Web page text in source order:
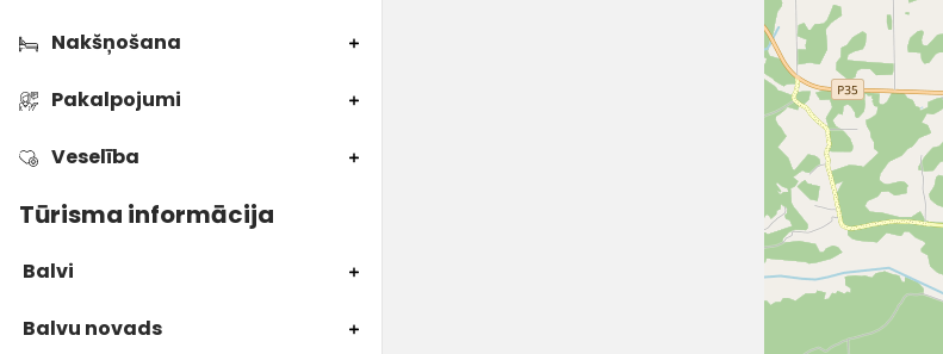
Nakšņošana
Pakalpojumi
Veselība
Tūrisma informācija
Balvi
Balvu novads